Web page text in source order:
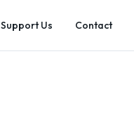
Support Us Contact